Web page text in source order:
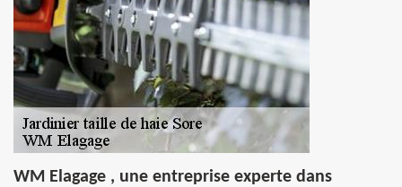
WM Elagage , une entreprise experte dans